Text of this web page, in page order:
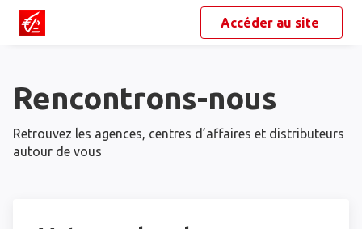
Accéder au site
Rencontrons-nous
Retrouvez les agences, centres d’affaires et distributeurs
autour de vous